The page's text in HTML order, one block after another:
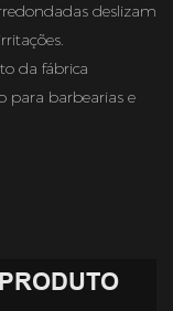
deslizam
da fábrica
para barbearias e